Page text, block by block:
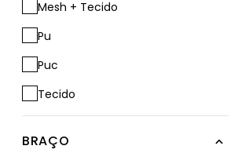
Mesh + Tecido
Pu
Puc
Tecido
BRAÇO